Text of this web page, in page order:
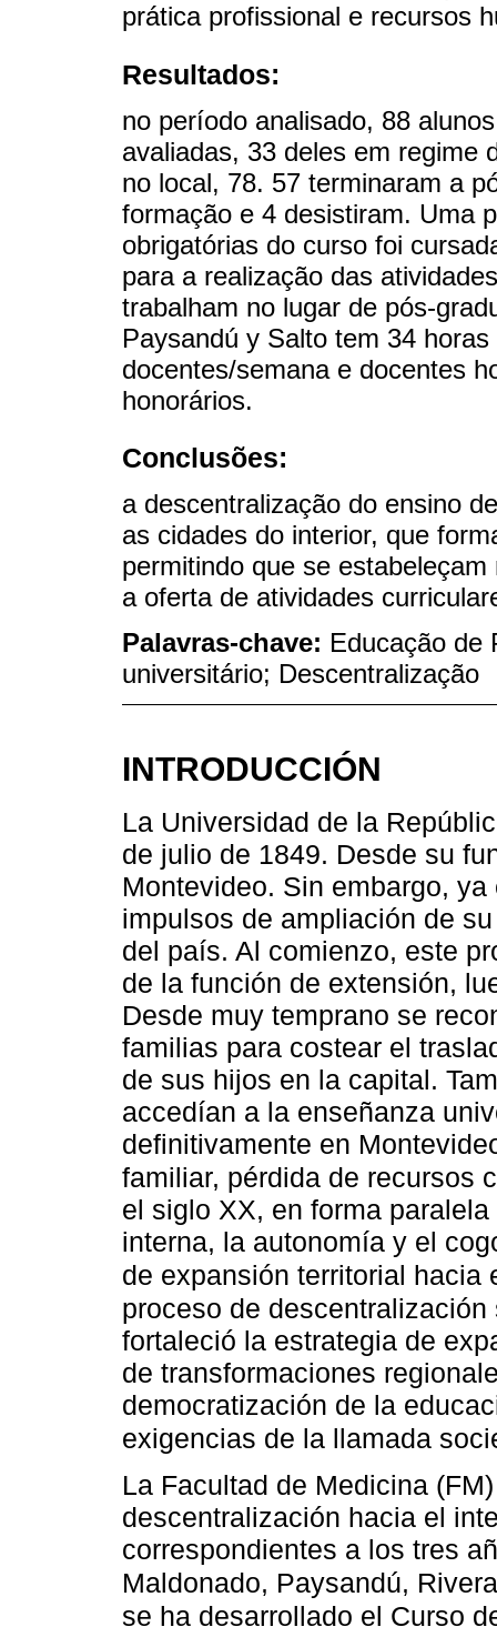
prática profissional e recursos
Resultados:
no período analisado, 88
avaliadas, 33 deles em regime
no local, 78. 57 terminaram a
formação e 4 desistiram. Uma
obrigatórias do curso foi
para a realização das
trabalham no lugar de pós-
Paysandú y Salto tem 34
docentes/semana e docentes
honorários.
Conclusões:
a descentralização do ensino
as cidades do interior, que
permitindo que se
a oferta de atividades
Palavras-chave: Educação de
universitário; Descentralização
INTRODUCCIÓN
La Universidad de la
de julio de 1849. Desde su
Montevideo. Sin embargo,
impulsos de ampliación de
del país. Al comienzo, este
de la función de extensión,
Desde muy temprano se
familias para costear el
de sus hijos en la capital.
accedían a la enseñanza
definitivamente en
familiar, pérdida de recursos
el siglo XX, en forma
interna, la autonomía y el
de expansión territorial hacia
proceso de
fortaleció la estrategia de
de transformaciones
democratización de la
exigencias de la llamada
La Facultad de Medicina
descentralización hacia el
correspondientes a los tres
Maldonado, Paysandú,
se ha desarrollado el Curso